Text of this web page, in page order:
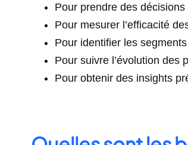
Pour prendre des
Pour mesurer l’efficacité
Pour identifier les
Pour suivre l’évolution des
Pour obtenir des insights